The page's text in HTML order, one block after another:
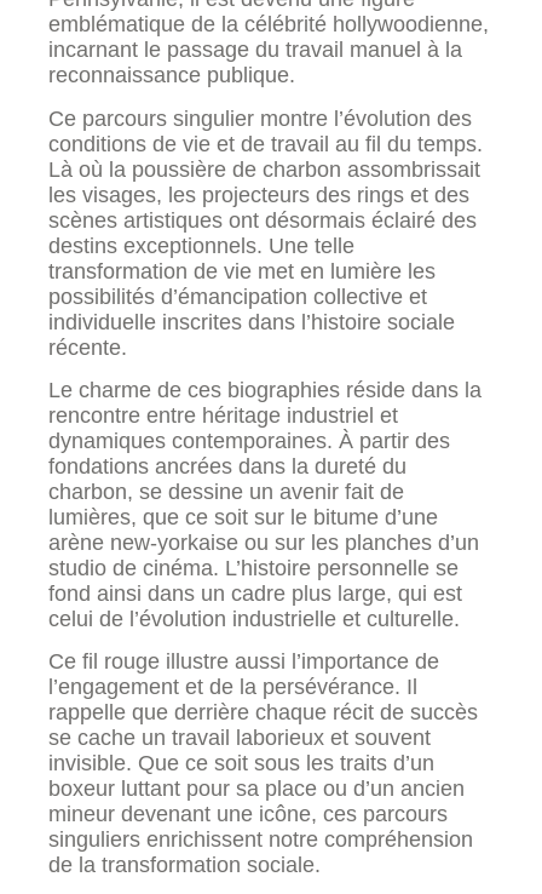
emblématique de la célébrité hollywoodienne,
incarnant le passage du travail manuel à la
reconnaissance publique.
Ce parcours singulier montre l’évolution des
conditions de vie et de travail au fil du temps.
Là où la poussière de charbon assombrissait
les visages, les projecteurs des rings et des
scènes artistiques ont désormais éclairé des
destins exceptionnels. Une telle
transformation de vie met en lumière les
possibilités d’émancipation collective et
individuelle inscrites dans l’histoire sociale
récente.
Le charme de ces biographies réside dans la
rencontre entre héritage industriel et
dynamiques contemporaines. À partir des
fondations ancrées dans la dureté du
charbon, se dessine un avenir fait de
lumières, que ce soit sur le bitume d’une
arène new-yorkaise ou sur les planches d’un
studio de cinéma. L’histoire personnelle se
fond ainsi dans un cadre plus large, qui est
celui de l’évolution industrielle et culturelle.
Ce fil rouge illustre aussi l’importance de
l’engagement et de la persévérance. Il
rappelle que derrière chaque récit de succès
se cache un travail laborieux et souvent
invisible. Que ce soit sous les traits d’un
boxeur luttant pour sa place ou d’un ancien
mineur devenant une icône, ces parcours
singuliers enrichissent notre compréhension
de la transformation sociale.